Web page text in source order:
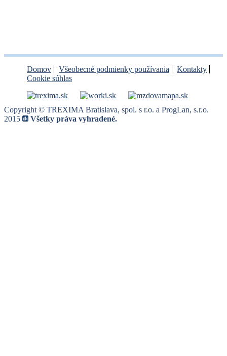
Domov Všeobecné podmienky používania
Kontakty
Cookie súhlas
Copyright © TREXIMA Bratislava, spol. s r.o. a ProgLan, s.r.o.
2015
Všetky práva vyhradené.